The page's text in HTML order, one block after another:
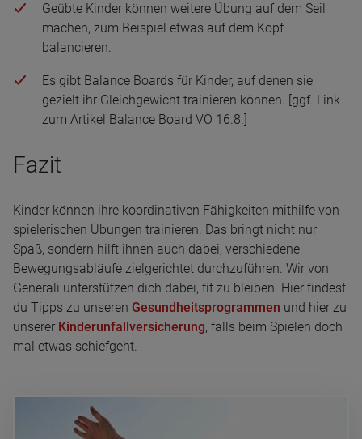
Geübte Kinder können weitere Übung auf dem Seil
machen, zum Beispiel etwas auf dem Kopf
balancieren.
Es gibt Balance Boards für Kinder, auf denen sie
gezielt ihr Gleichgewicht trainieren können. [ggf. Link
zum Artikel Balance Board VÖ 16.8.]
Fazit
Kinder können ihre koordinativen Fähigkeiten mithilfe von
spielerischen Übungen trainieren. Das bringt nicht nur
Spaß, sondern hilft ihnen auch dabei, verschiedene
Bewegungsabläufe zielgerichtet durchzuführen. Wir von
Generali unterstützen dich dabei, fit zu bleiben. Hier findest
du Tipps zu unseren Gesundheitsprogrammen und hier zu
unserer Kinderunfallversicherung, falls beim Spielen doch
mal etwas schiefgeht.